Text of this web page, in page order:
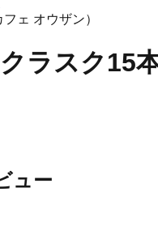
ェ オウザン）
ラスク15
ュー